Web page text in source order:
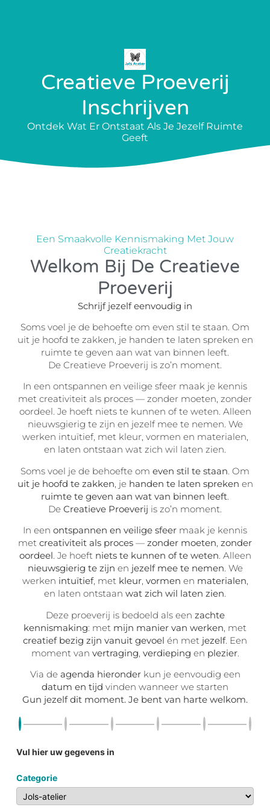
Creatieve Proeverij
Inschrijven
Ontdek Wat Er Ontstaat Als Je Jezelf Ruimte
Geeft
Een Smaakvolle Kennismaking Met Jouw
Creatiekracht
Welkom Bij De Creatieve
Proeverij
Schrijf jezelf eenvoudig in
Soms voel je de behoefte om even stil te staan. Om
uit je hoofd te zakken, je handen te laten spreken en
ruimte te geven aan wat van binnen leeft.
De Creatieve Proeverij is zo’n moment.
In een ontspannen en veilige sfeer maak je kennis
met creativiteit als proces — zonder moeten, zonder
oordeel. Je hoeft niets te kunnen of te weten. Alleen
nieuwsgierig te zijn en jezelf mee te nemen. We
werken intuïtief, met kleur, vormen en materialen,
en laten ontstaan wat zich wil laten zien.
Soms voel je de behoefte om even stil te staan . Om
uit je hoofd te zakken , je handen te laten spreken en
ruimte te geven aan wat van binnen leeft
De Creatieve Proeverij is zo’n moment.
In een ontspannen en veilige sfeer maak je kennis
met creativiteit als proces — zonder moeten, zonder
oordeel. Je hoeft niets te kunnen of te weten. Alleen
nieuwsgierig te zijn en jezelf mee te nemen. We
werken intuïtief, met kleur, vormen en materialen,
en laten ontstaan wat zich wil laten zien.
Deze proeverij is bedoeld als een zachte
kennismaking: met mijn manier van werken , met
creatief bezig zijn vanuit gevoel én met jezelf. Een
moment van vertraging verdieping en plezier.
Via de agenda hieronderkun je eenvoudig een
datum en tijd vinden wanneer we starten
Gun jezelf dit moment. Je bent van harte welkom.
Vul hier uw gegevens in
Categorie